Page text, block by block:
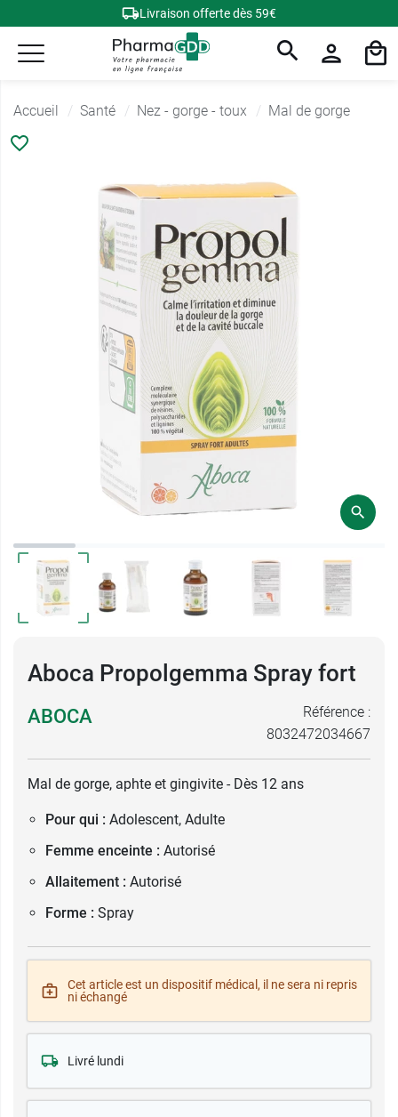
Livraison offerte dès 59€
Accueil Santé Nez - gorge - toux Mal de gorge
Aboca Propolgemma Spray fort
ABOCA
Référence :
8032472034667
Mal de gorge, aphte et gingivite - Dès 12 ans
Pour qui : Adolescent, Adulte
Femme enceinte : Autorisé
Allaitement : Autorisé
Forme : Spray
Cet article est un dispositif médical, il ne sera ni repris
ni échangé
Livré lundi